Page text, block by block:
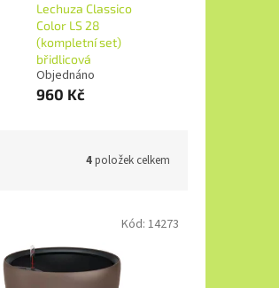
Lechuza Classico
Color LS 28
(kompletní set)
břidlicová
Objednáno
960 Kč
4položek celkem
Kód: 14273